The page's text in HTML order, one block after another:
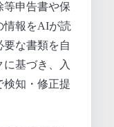
等申告書や保
情報をAIが読
な書類を自
基づき、入
検知・修正提